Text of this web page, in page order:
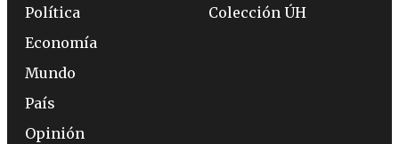
Política
Economía
Mundo
País
Opinión
Colección ÚH